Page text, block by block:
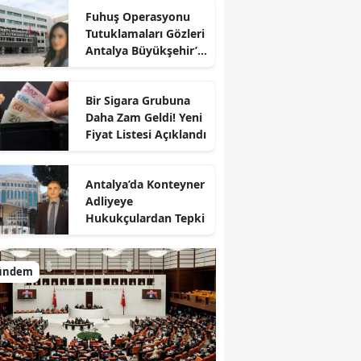
Fuhuş Operasyonu
Tutuklamaları Gözleri
Antalya Büyükşehir’e
Bir Sigara Grubuna
Daha Zam Geldi! Yeni
Fiyat Listesi Açıklandı
Antalya’da Konteyner
Adliyeye
Hukukçulardan Tepki